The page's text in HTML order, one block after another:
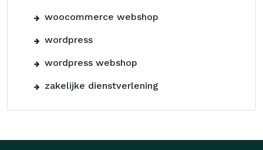
woocommerce webshop
wordpress
wordpress webshop
zakelijke dienstverlening